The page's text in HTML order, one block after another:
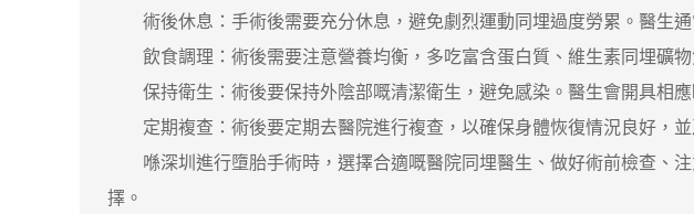
術後休息：手術後需要充分休息，避免劇烈運動同埋過度勞累。醫生通
飲食調理：術後需要注意營養均衡，多吃富含蛋白質、維生素同埋礦物
保持衛生：術後要保持外陰部嘅清潔衛生，避免感染。醫生會開具相應
定期複查：術後要定期去醫院進行複查，以確保身體恢復情況良好，並
喺深圳進行墮胎手術時，選擇合適嘅醫院同埋醫生、做好術前檢查、
擇。